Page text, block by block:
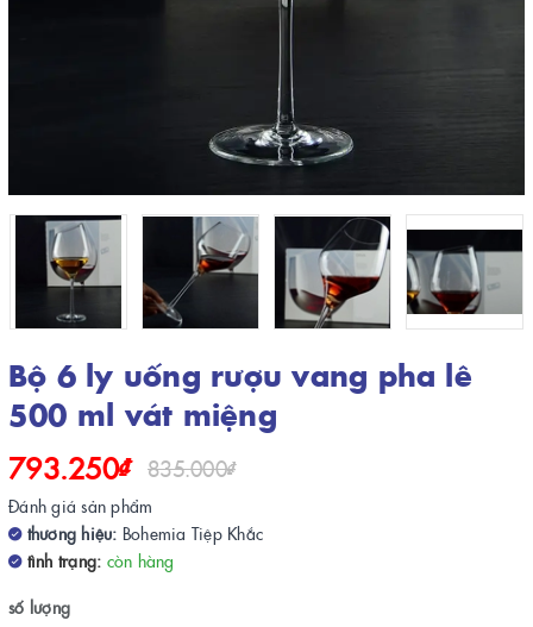
Bộ 6 ly uống rượu vang pha lê
500 ml vát miệng
793.250₫ 835.000₫
Đánh giá sản phẩm
thương hiệu: Bohemia Tiệp Khắc
tình trạng: còn hàng
số lượng